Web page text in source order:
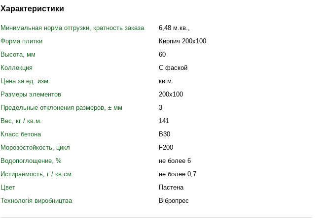
Характеристики
Минимальная норма отгрузки, кратность заказа
6,48 м.кв.,
Форма плитки
Кирпич 200х100
Высота, мм
60
Коллекция
С фаской
Цена за ед. изм.
кв.м.
Размеры элементов
200x100
Предельные отклонения размеров, ± мм
3
Вес, кг / кв.м.
141
Класс бетона
B30
Морозостойкость, цикл
F200
Водопоглощение, %
не более 6
Истираемость, г / кв.см.
не более 0,7
Цвет
Пастена
Технологія виробництва
Вібропрес